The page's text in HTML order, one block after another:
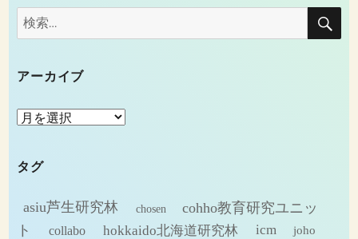
検
索:
検
アーカイブ
ア
カ
ブ
タグ
asiu芦生研究林 chosen
cohho教育研究ユニッ
ト
collabo hokkaido北海道研究林 icm joho